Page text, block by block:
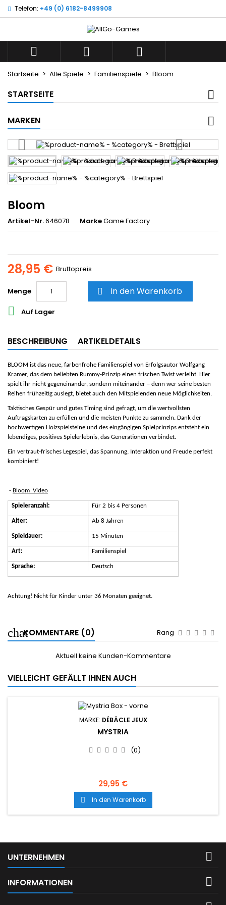
Telefon: +49 (0) 6182-8499908
  
Startseite Alle Spiele Familienspiele Bloom
STARTSEITE
MARKEN
Bloom
Artikel-Nr.646078 MarkeGame Factory
28,95 € Bruttopreis
Menge  In den Warenkorb
 Auf Lager
BESCHREIBUNG ARTIKELDETAILS
BLOOM ist das neue, farbenfrohe Familienspiel von Erfolgsautor Wolfgang
Kramer, das dem beliebten Rummy-Prinzip einen frischen Twist verleiht. Hier
spielt ihr nicht gegeneinander, sondern miteinander – denn wer seine besten
Reihen frühzeitig auslegt, bietet auch den Mitspielenden neue Möglichkeiten.
Taktisches Gespür und gutes Timing sind gefragt, um die wertvollsten
Auftragskarten zu erfüllen und die meisten Punkte zu sammeln. Dank der
hochwertigen Holzspielsteine und des eingängigen Spielprinzips entsteht ein
lebendiges, positives Spielerlebnis, das Generationen verbindet.
Ein vertraut-frisches Legespiel, das Spannung, Interaktion und Freude perfekt
kombiniert!
- Bloom_Video
Spieleranzahl: Für 2 bis 4 Personen
Alter: Ab 8 Jahren
Spieldauer: 15 Minuten
Art: Familienspiel
Sprache: Deutsch
Achtung! Nicht für Kinder unter 36 Monaten geeignet.
KOMMENTARE (0) Rang
Aktuell keine Kunden-Kommentare
VIELLEICHT GEFÄLLT IHNEN AUCH
MARKE: DÉBÂCLE JEUX
MYSTRIA
(0)
29,95 €
 In den Warenkorb
UNTERNEHMEN 
INFORMATIONEN 
Wunschliste ×
add_circle_outline
Neue Liste anlegen
((title)) ×
((label))
Anmelden ×
Sie müssen angemeldet sein, um Artikel Ihrer
Wunschliste hinzufügen zu können.